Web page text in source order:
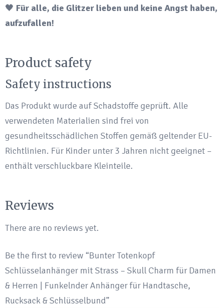
🖤 Für alle, die Glitzer lieben und keine Angst haben,
aufzufallen!
Product safety
Safety instructions
Das Produkt wurde auf Schadstoffe geprüft. Alle
verwendeten Materialien sind frei von
gesundheitsschädlichen Stoffen gemäß geltender EU-
Richtlinien. Für Kinder unter 3 Jahren nicht geeignet –
enthält verschluckbare Kleinteile.
Reviews
There are no reviews yet.
Be the first to review “Bunter Totenkopf
Schlüsselanhänger mit Strass – Skull Charm für Damen
& Herren | Funkelnder Anhänger für Handtasche,
Rucksack & Schlüsselbund”